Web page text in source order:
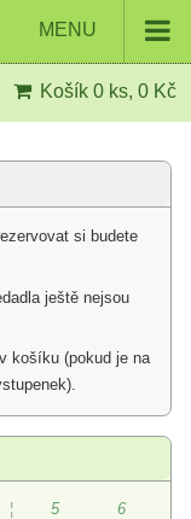
MENU
Košík 0 ks, 0 Kč
si budete
ještě nejsou
košíku (pokud je na
¦ 5
6